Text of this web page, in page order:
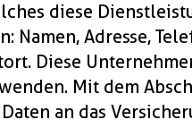
diese
Namen, Adresse,
Diese
Mit dem
an das